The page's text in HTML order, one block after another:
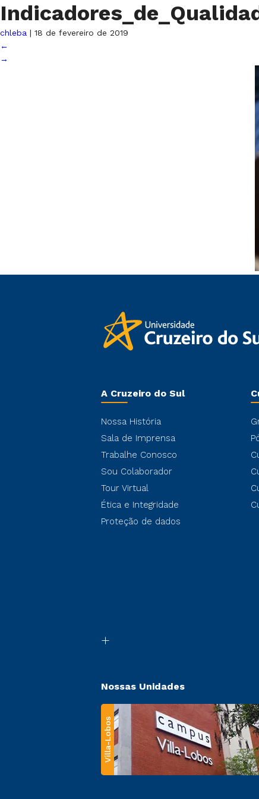
chleba | 18 de fevereiro de 2019
←
→
A Cruzeiro do Sul
Nossa História
Sala de Imprensa
Trabalhe Conosco
Sou Colaborador
Tour Virtual
Ética e Integridade
Proteção de dados
Nossas Unidades
Villa-Lobos